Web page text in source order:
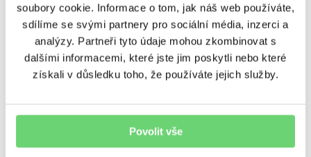
soubory cookie. Informace o tom, jak náš web používáte,
sdílíme se svými partnery pro sociální média, inzerci a
analýzy. Partneři tyto údaje mohou zkombinovat s
dalšími informacemi, které jste jim poskytli nebo které
získali v důsledku toho, že používáte jejich služby.
Povolit vše
VÝNOSY
Chytit je všechny? Jako
s Pokémon kartami se utrhly
ze řetězu